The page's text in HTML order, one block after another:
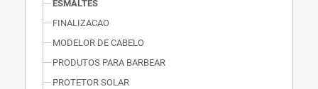
ESMALTES
FINALIZACAO
MODELOR DE CABELO
PRODUTOS PARA BARBEAR
PROTETOR SOLAR